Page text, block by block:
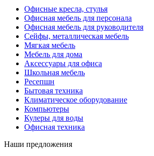
Офисные кресла, стулья
Офисная мебель для персонала
Офисная мебель для руководителя
Сейфы, металлическая мебель
Мягкая мебель
Мебель для дома
Аксессуары для офиса
Школьная мебель
Ресепшн
Бытовая техника
Климатическое оборудование
Компьютеры
Кулеры для воды
Офисная техника
Наши предложения